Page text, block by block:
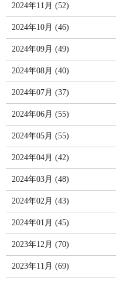
2024年11月 (52)
2024年10月 (46)
2024年09月 (49)
2024年08月 (40)
2024年07月 (37)
2024年06月 (55)
2024年05月 (55)
2024年04月 (42)
2024年03月 (48)
2024年02月 (43)
2024年01月 (45)
2023年12月 (70)
2023年11月 (69)